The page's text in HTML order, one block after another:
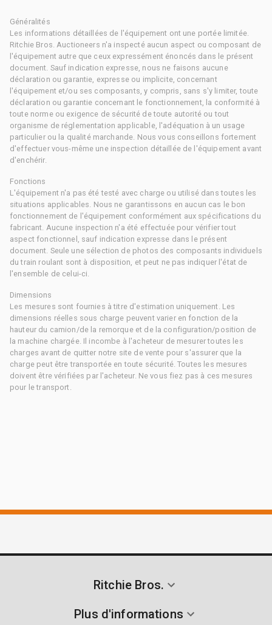
Généralités
Les informations détaillées de l'équipement ont une portée limitée.
Ritchie Bros. Auctioneers n'a inspecté aucun aspect ou composant de
l'équipement autre que ceux expressément énoncés dans le présent
document. Sauf indication expresse, nous ne faisons aucune
déclaration ou garantie, expresse ou implicite, concernant
l'équipement et/ou ses composants, y compris, sans s'y limiter, toute
déclaration ou garantie concernant le fonctionnement, la conformité à
toute norme ou exigence de sécurité de toute autorité ou tout
organisme de réglementation applicable, l'adéquation à un usage
particulier ou la qualité marchande. Nous vous conseillons fortement
d'effectuer vous-même une inspection détaillée de l'équipement avant
d'enchérir.
Fonctions
L'équipement n'a pas été testé avec charge ou utilisé dans toutes les
situations applicables. Nous ne garantissons en aucun cas le bon
fonctionnement de l'équipement conformément aux spécifications du
fabricant. Aucune inspection n'a été effectuée pour vérifier tout
aspect fonctionnel, sauf indication expresse dans le présent
document. Seule une sélection de photos des composants individuels
du train roulant sont à disposition, et peut ne pas indiquer l'état de
l'ensemble de celui-ci.
Dimensions
Les mesures sont fournies à titre d'estimation uniquement. Les
dimensions réelles sous charge peuvent varier en fonction de la
hauteur du camion/de la remorque et de la configuration/position de
la machine chargée. Il incombe à l'acheteur de mesurer toutes les
charges avant de quitter notre site de vente pour s'assurer que la
charge peut être transportée en toute sécurité. Toutes les mesures
doivent être vérifiées par l'acheteur. Ne vous fiez pas à ces mesures
pour le transport.
Ritchie Bros.
Plus d'informations